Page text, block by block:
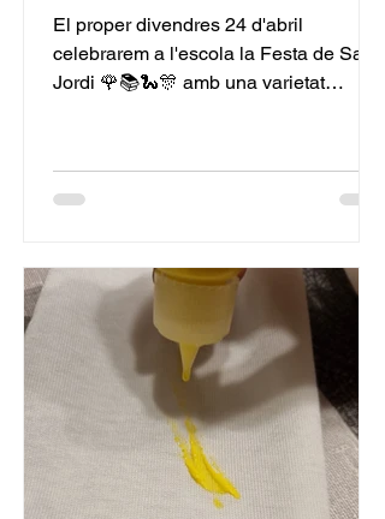
El proper divendres 24 d'abril
celebrarem a l'escola la Festa de Sant
Jordi 🌹📚🐍🎊 amb una varietat
Graons. A partir de les 16.30h al pati
podrem gaudir de la festa, que inclourà
l'escenari per mostrar-nos els seus
talents o habilitats! També hi haurà
muntades les paradetes del IV Mercat
d'Intercanvi de llibres , on els infants
pod